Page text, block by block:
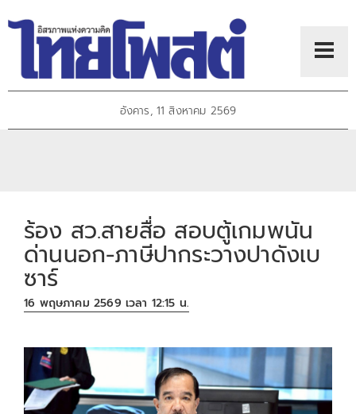
อังคาร, 11 สิงหาคม 2569
ร้อง สว.สายสื่อ สอบตู้เกมพนัน
ด่านนอก-ภาษีปากระวางปาดังเบ
ซาร์
16 พฤษภาคม 2569 เวลา 12:15 น.